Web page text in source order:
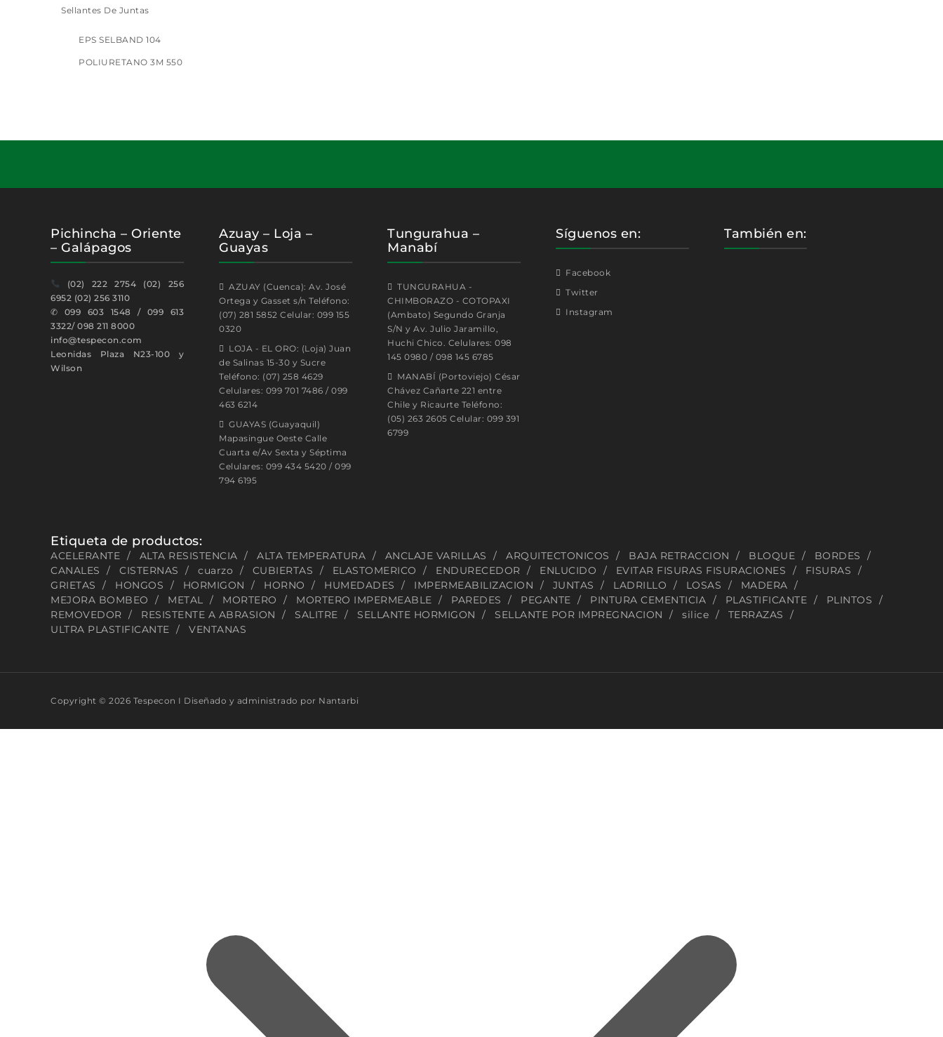
Sellantes De Juntas
EPS SELBAND 104
POLIURETANO 3M 550
Pichincha – Oriente
– Galápagos
(02) 222 2754 (02) 256
6952 (02) 256 3110
✆ 099 603 1548 / 099 613
3322/ 098 211 8000
info@tespecon.com
Leonidas Plaza N23-100 y
Wilson
Azuay – Loja –
Guayas
AZUAY (Cuenca): Av. José
Ortega y Gasset s/n Teléfono:
(07) 281 5852 Celular: 099 155
0320
LOJA - EL ORO: (Loja) Juan
de Salinas 15-30 y Sucre
Teléfono: (07) 258 4629
Celulares: 099 701 7486 / 099
463 6214
GUAYAS (Guayaquil)
Mapasingue Oeste Calle
Cuarta e/Av Sexta y Séptima
Celulares: 099 434 5420 / 099
794 6195
Tungurahua –
Manabí
TUNGURAHUA -
CHIMBORAZO - COTOPAXI
(Ambato) Segundo Granja
S/N y Av. Julio Jaramillo,
Huchi Chico. Celulares: 098
145 0980 / 098 145 6785
MANABÍ (Portoviejo) César
Chávez Cañarte 221 entre
Chile y Ricaurte Teléfono:
(05) 263 2605 Celular: 099 391
6799
Síguenos en:
Facebook
Twitter
Instagram
También en:
Etiqueta de productos:
ACELERANTE ALTA RESISTENCIA ALTA TEMPERATURA ANCLAJE VARILLAS ARQUITECTONICOS BAJA RETRACCION BLOQUE
BORDES
CANALES
CISTERNAS cuarzo CUBIERTAS ELASTOMERICO ENDURECEDOR ENLUCIDO EVITAR FISURAS FISURACIONES
FISURAS
GRIETAS
HONGOS HORMIGON HORNO HUMEDADES IMPERMEABILIZACION JUNTAS LADRILLO LOSAS
MADERA
MEJORA BOMBEO
METAL MORTERO MORTERO IMPERMEABLE PAREDES PEGANTE PINTURA CEMENTICIA PLASTIFICANTE
PLINTOS
REMOVEDOR
RESISTENTE A ABRASION SALITRE SELLANTE HORMIGON SELLANTE POR IMPREGNACION silice
TERRAZAS
ULTRA PLASTIFICANTE
VENTANAS
Copyright © 2026 Tespecon I Diseñado y administrado por Nantarbi